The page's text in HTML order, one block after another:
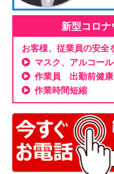
新型コロナ
お客様、従業員の安全
マスク、アルコー
作業員 出勤前健康
作業時間短縮